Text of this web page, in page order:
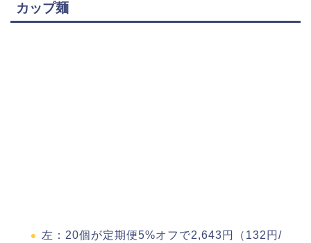
カップ麺
左：20個が定期便5%オフで2,643円（132円/